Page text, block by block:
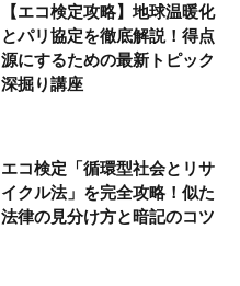
【エコ検定攻略】地球温暖化
とパリ協定を徹底解説！得点
源にするための最新トピック
深掘り講座
エコ検定「循環型社会とリサ
イクル法」を完全攻略！似た
法律の見分け方と暗記のコツ